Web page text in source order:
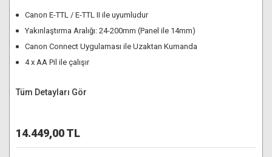
Canon E-TTL / E-TTL II ile uyumludur
Yakınlaştırma Aralığı: 24-200mm (Panel ile 14mm)
Canon Connect Uygulaması ile Uzaktan Kumanda
4 x AA Pil ile çalışır
Tüm Detayları Gör
14.449,00 TL